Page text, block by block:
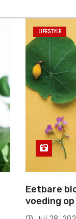
LIFESTYLE
Eetbare
voeding